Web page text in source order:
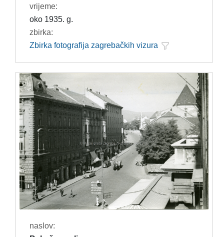
vrijeme:
oko 1935. g.
zbirka:
Zbirka fotografija zagrebačkih vizura
naslov: